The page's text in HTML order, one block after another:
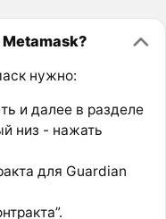
нужно:
и далее в разделе
низ - нажать
для Guardian